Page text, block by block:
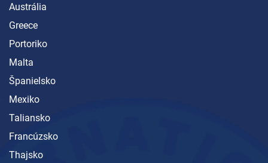
Austrália
Greece
Portoriko
Malta
Španielsko
Mexiko
Taliansko
Francúzsko
Thajsko